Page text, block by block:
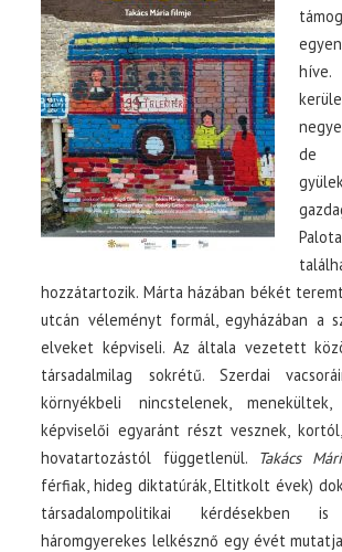
híve.
de
hozzátartozik. Márta házában békét
utcán véleményt formál, egyházában a
elveket képviseli. Az általa vezetett
társadalmilag sokrétű. Szerdai
környékbeli nincstelenek,
képviselői egyaránt részt vesznek,
hovatartozástól függetlenül.
Takács
férfiak, hideg diktatúrák, Eltitkolt évek)
társadalompolitikai kérdésekben
háromgyerekes lelkésznő egy évét